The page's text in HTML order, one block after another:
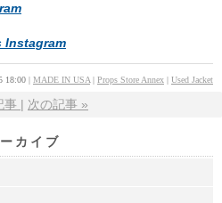
Instagram
18:00 MADE IN USA Props Store Annex Used Jacket
事 次の記事 »
カイブ